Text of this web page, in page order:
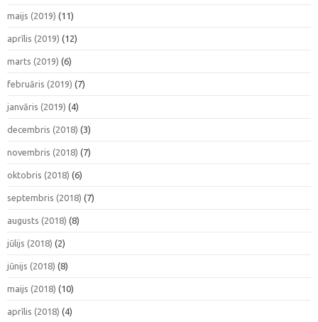
maijs (2019) (11)
aprīlis (2019) (12)
marts (2019) (6)
februāris (2019) (7)
janvāris (2019) (4)
decembris (2018) (3)
novembris (2018) (7)
oktobris (2018) (6)
septembris (2018) (7)
augusts (2018) (8)
jūlijs (2018) (2)
jūnijs (2018) (8)
maijs (2018) (10)
aprīlis (2018) (4)